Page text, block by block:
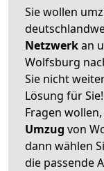
Sie wollen
Netzwerkan
Wolfsburg
Sie nicht
Lösung für
Fragen wollen,
Umzug von
dann wählen
die passende